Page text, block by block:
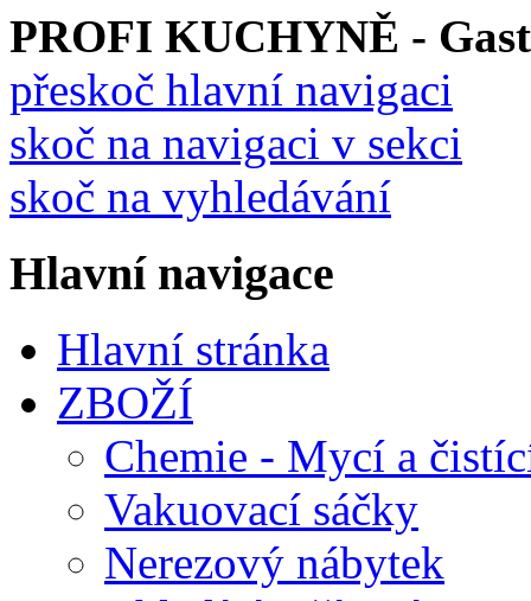
PROFI KUCHYNĚ -
přeskoč hlavní navigaci
skoč na navigaci v sekci
skoč na vyhledávání
Hlavní navigace
Hlavní stránka
ZBOŽÍ
Chemie - Mycí a
Vakuovací sáčky
Nerezový nábytek